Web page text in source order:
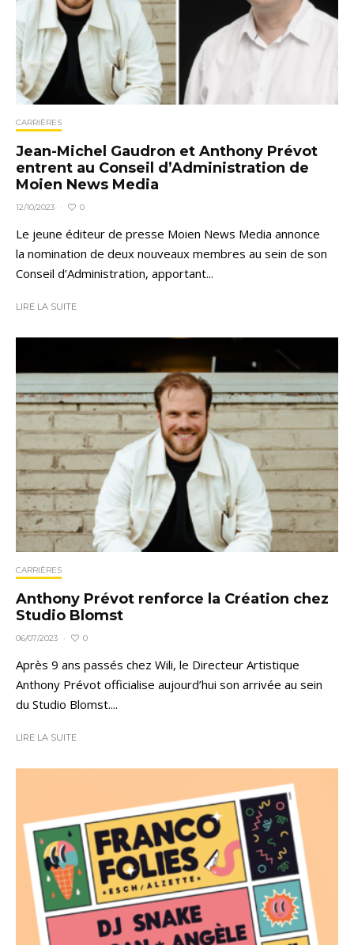
CARRIÈRES
Jean-Michel Gaudron et Anthony Prévot
entrent au Conseil d’Administration de
Moien News Media
12/10/2023 · 0
Le jeune éditeur de presse Moien News Media annonce
la nomination de deux nouveaux membres au sein de son
Conseil d’Administration, apportant...
LIRE LA SUITE
CARRIÈRES
Anthony Prévot renforce la Création chez
Studio Blomst
06/07/2023 · 0
Après 9 ans passés chez Wili, le Directeur Artistique
Anthony Prévot officialise aujourd’hui son arrivée au sein
du Studio Blomst....
LIRE LA SUITE